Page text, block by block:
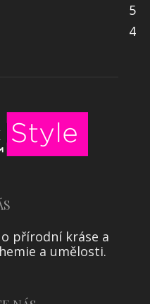
5
4
přírodní kráse a
a umělosti.